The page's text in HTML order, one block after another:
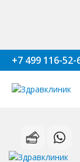
+7 499 116-52-